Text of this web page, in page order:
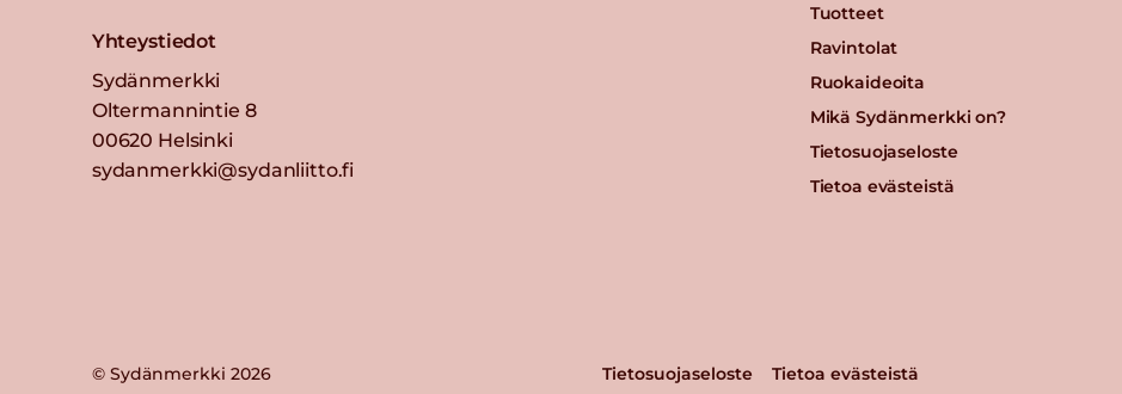
Yhteystiedot
Sydänmerkki
Oltermannintie 8
00620 Helsinki
sydanmerkki@sydanliitto.fi
Tuotteet
Ravintolat
Ruokaideoita
Mikä Sydänmerkki on?
Tietosuojaseloste
Tietoa evästeistä
© Sydänmerkki 2026 Tietosuojaseloste Tietoa evästeistä